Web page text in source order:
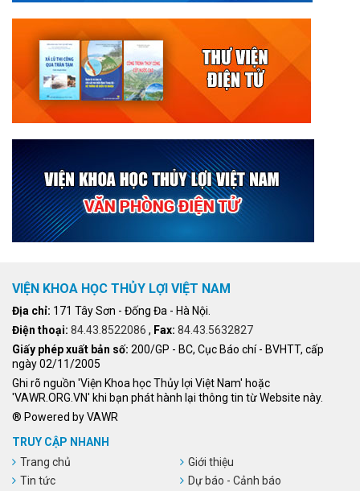
VIỆN KHOA HỌC THỦY LỢI VIỆT NAM
Địa chỉ: 171 Tây Sơn - Đống Đa - Hà Nội.
Điện thoại: 84.43.8522086 , Fax: 84.43.5632827
Giấy phép xuất bản số: 200/GP - BC, Cục Báo chí - BVHTT, cấp
ngày 02/11/2005
Ghi rõ nguồn 'Viện Khoa học Thủy lợi Việt Nam' hoặc
'VAWR.ORG.VN' khi bạn phát hành lại thông tin từ Website này.
® Powered by VAWR
TRUY CẬP NHANH
Trang chủ
Giới thiệu
Tin tức
Dự báo - Cảnh báo